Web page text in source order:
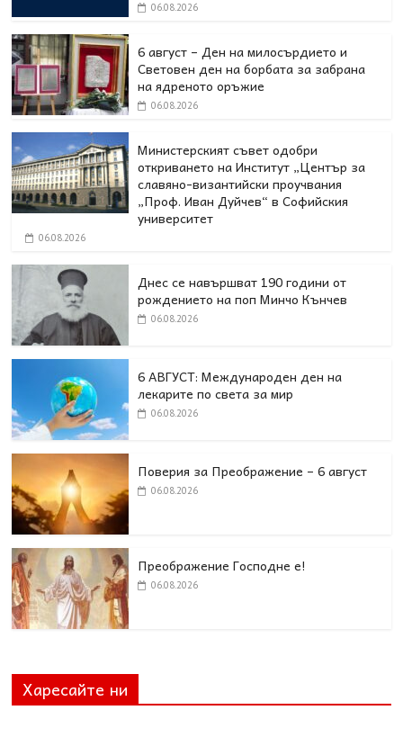
06.08.2026
6 август – Ден на милосърдието и
Световен ден на борбата за забрана
на ядреното оръжие
06.08.2026
Министерският съвет одобри
откриването на Институт „Център за
славяно-византийски проучвания
„Проф. Иван Дуйчев“ в Софийския
университет
06.08.2026
Днес се навършват 190 години от
рождението на поп Минчо Кънчев
06.08.2026
6 АВГУСТ: Международен ден на
лекарите по света за мир
06.08.2026
Поверия за Преображение – 6 август
06.08.2026
Преображение Господне е!
06.08.2026
Харесайте ни